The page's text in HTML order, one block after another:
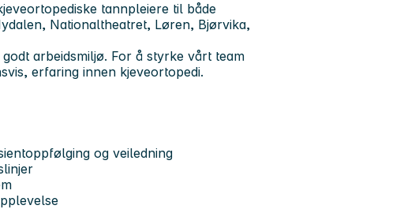
tannpleiere til både
Nationaltheatret, Løren, Bjørvika,
arbeidsmiljø. For å styrke vårt team
erfaring innen kjeveortopedi.
og veiledning